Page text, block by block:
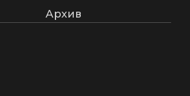
Архив